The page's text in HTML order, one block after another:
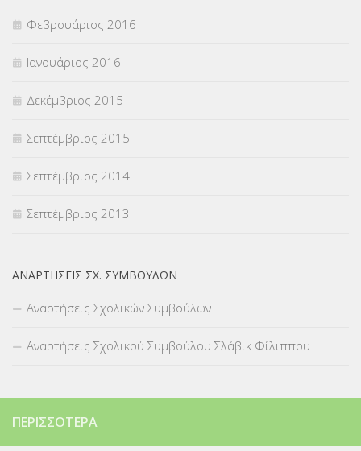
Φεβρουάριος 2016
Ιανουάριος 2016
Δεκέμβριος 2015
Σεπτέμβριος 2015
Σεπτέμβριος 2014
Σεπτέμβριος 2013
ΑΝΑΡΤΉΣΕΙΣ ΣΧ. ΣΥΜΒΟΎΛΩΝ
Αναρτήσεις Σχολικών Συμβούλων
Αναρτήσεις Σχολικού Συμβούλου Σλάβικ Φίλιππου
ΠΕΡΙΣΣΌΤΕΡΑ